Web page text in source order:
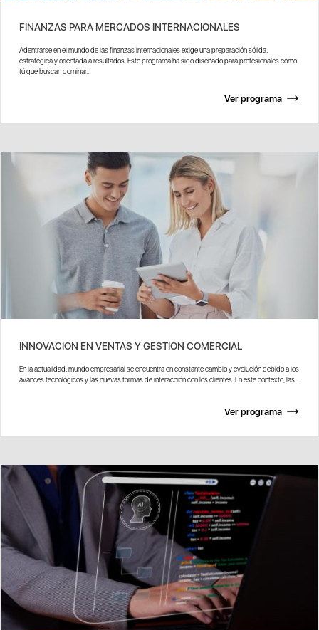
FINANZAS PARA MERCADOS INTERNACIONALES
Adentrarse en el mundo de las finanzas internacionales exige una preparación sólida,
estratégica y orientada a resultados. Este programa ha sido diseñado para profesionales como
tú que buscan dominar...
Ver programa
INNOVACION EN VENTAS Y GESTION COMERCIAL
En la actualidad, mundo empresarial se encuentra en constante cambio y evolución debido a los
avances tecnológicos y las nuevas formas de interacción con los clientes. En este contexto, las...
Ver programa